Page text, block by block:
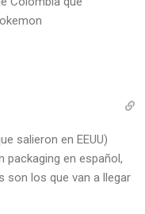
salieron en EEUU)
packaging en español,
son los que van a llegar